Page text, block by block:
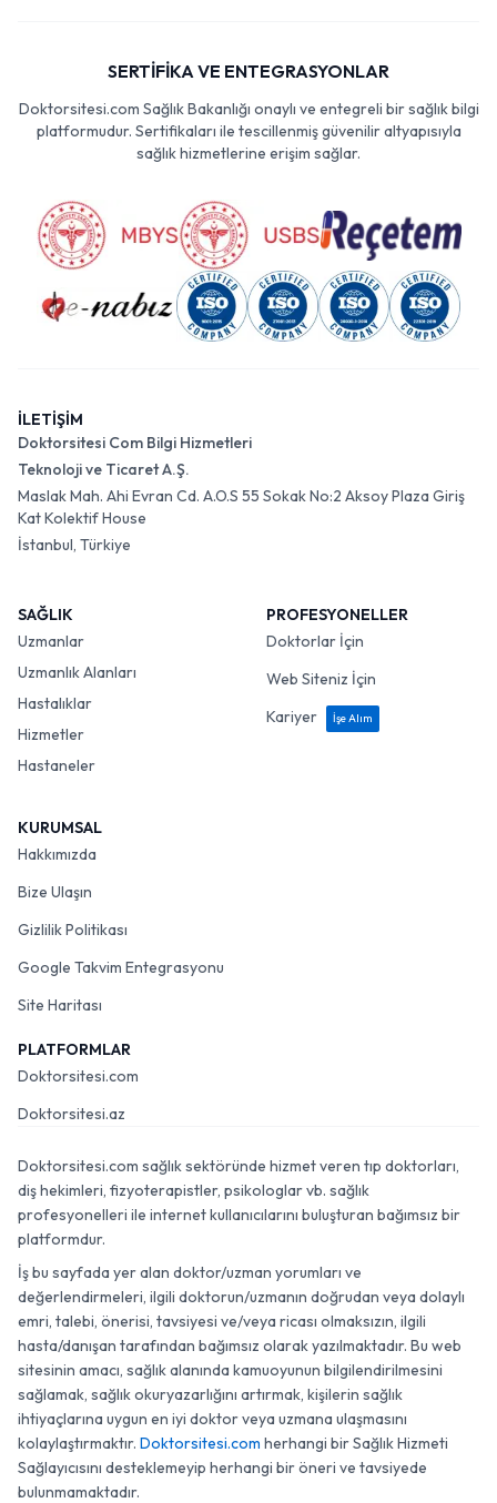
SERTİFİKA VE ENTEGRASYONLAR
Doktorsitesi.com Sağlık Bakanlığı onaylı ve entegreli bir sağlık bilgi
platformudur. Sertifikaları ile tescillenmiş güvenilir altyapısıyla
sağlık hizmetlerine erişim sağlar.
İLETİŞİM
Doktorsitesi Com Bilgi Hizmetleri
Teknoloji ve Ticaret A.Ş.
Maslak Mah. Ahi Evran Cd. A.O.S 55 Sokak No:2 Aksoy Plaza Giriş
Kat Kolektif House
İstanbul, Türkiye
SAĞLIK
Uzmanlar
Uzmanlık Alanları
Hastalıklar
Hizmetler
Hastaneler
PROFESYONELLER
Doktorlar İçin
Web Siteniz İçin
Kariyer
İşe Alım
KURUMSAL
Hakkımızda
Bize Ulaşın
Gizlilik Politikası
Google Takvim Entegrasyonu
Site Haritası
PLATFORMLAR
Doktorsitesi.com
Doktorsitesi.az
Doktorsitesi.com sağlık sektöründe hizmet veren tıp doktorları,
diş hekimleri, fizyoterapistler, psikologlar vb. sağlık
profesyonelleri ile internet kullanıcılarını buluşturan bağımsız bir
platformdur.
İş bu sayfada yer alan doktor/uzman yorumları ve
değerlendirmeleri, ilgili doktorun/uzmanın doğrudan veya dolaylı
emri, talebi, önerisi, tavsiyesi ve/veya ricası olmaksızın, ilgili
hasta/danışan tarafından bağımsız olarak yazılmaktadır. Bu web
sitesinin amacı, sağlık alanında kamuoyunun bilgilendirilmesini
sağlamak, sağlık okuryazarlığını artırmak, kişilerin sağlık
ihtiyaçlarına uygun en iyi doktor veya uzmana ulaşmasını
kolaylaştırmaktır. Doktorsitesi.com herhangi bir Sağlık Hizmeti
Sağlayıcısını desteklemeyip herhangi bir öneri ve tavsiyede
bulunmamaktadır.